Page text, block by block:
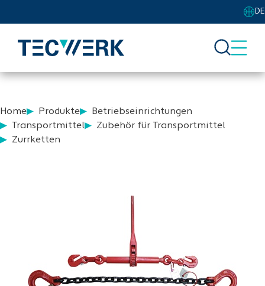
DE
Home Produkte
Betriebseinrichtungen
Transportmittel
Zubehör für Transportmittel
Zurrketten